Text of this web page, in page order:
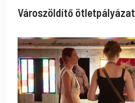
Városzöldítő ötletpályázat